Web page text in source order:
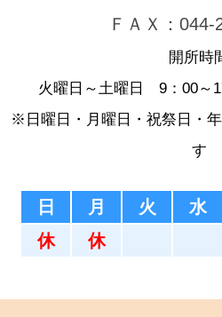
ＦＡＸ：044-
開所時
火曜日～土曜日 9：00～
※日曜日・月曜日・祝祭日・
す
日 月 火 水
休
休